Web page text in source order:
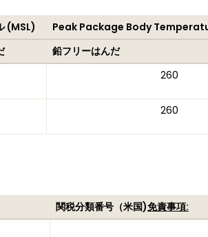
(MSL) Peak Package Body
鉛フリーはんだ
260
260
関税分類番号（米国)免責事項: